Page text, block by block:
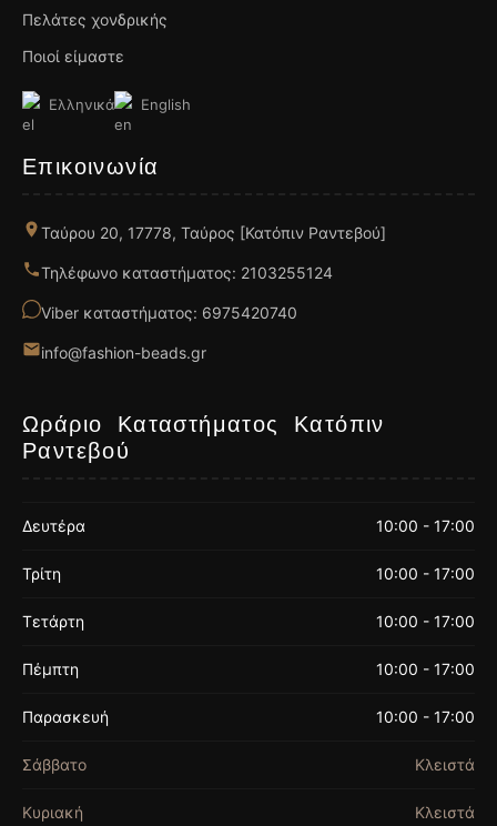
Πελάτες χονδρικής
Ποιοί είμαστε
Ελληνικά English
Επικοινωνία
Ταύρου 20, 17778, Ταύρος [Κατόπιν Ραντεβού]
Τηλέφωνο καταστήματος: 2103255124
Viber καταστήματος: 6975420740
info@fashion-beads.gr
Ωράριο Καταστήματος Κατόπιν
Ραντεβού
Δευτέρα 10:00 - 17:00
Τρίτη 10:00 - 17:00
Τετάρτη 10:00 - 17:00
Πέμπτη 10:00 - 17:00
Παρασκευή 10:00 - 17:00
Σάββατο Κλειστά
Κυριακή Κλειστά